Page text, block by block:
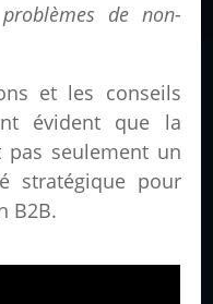
problèmes de non-
et les conseils
évident que la
pas seulement un
stratégique pour
B2B.